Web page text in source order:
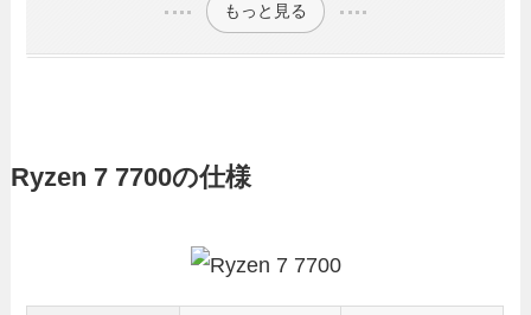
もっと見る
Ryzen 7 7700の仕様